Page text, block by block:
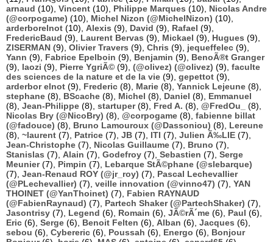
arnaud (10), Vincent (10), Philippe Marques (10), Nicolas Andre
(@corpogame) (10), Michel Nizon (@MichelNizon) (10),
arderborelnot (10), Alexis (9), David (9), Rafael (9),
FredericBaud (9), Laurent Bervas (9), Mickael (9), Hugues (9),
ZISERMAN (9), Olivier Travers (9), Chris (9), jequeffelec (9),
Yann (9), Fabrice Epelboin (9), Benjamin (9), BenoÃ®t Granger
(9), laozi (9), Pierre YgriÃ© (9), (@olivez) (@olivez) (9), faculte
des sciences de la nature et de la vie (9), gepettot (9),
arderbor elnot (9), Frederic (8), Marie (8), Yannick Lejeune (8),
stephane (8), BScache (8), Michel (8), Daniel (8), Emmanuel
(8), Jean-Philippe (8), startuper(8), Fred A. (8), @FredOu_
(8),
Nicolas Bry (@NicoBry) (8), @corpogame (8), fabienne billat
(@fadouce) (8), Bruno Lamouroux (@Dassoniou) (8), Lereune
(8), ~laurent (7), Patrice (7), JB (7), ITI (7), Julien Ã‰LIE (7),
Jean-Christophe (7), Nicolas Guillaume (7), Bruno (7),
Stanislas (7), Alain (7), Godefroy (7), Sebastien (7), Serge
Meunier(7), Pimpin (7), Lebarque StÃ©phane (@slebarque)
(7), Jean-Renaud ROY (@jr_roy) (7), Pascal Lechevallier
(@PLechevallier) (7), veille innovation (@vinno47) (7), YAN
THOINET (@YanThoinet) (7), Fabien RAYNAUD
(@FabienRaynaud) (7), Partech Shaker (@PartechShaker) (7),
Jasontrisy (7), Legend (6), Romain (6), JÃ©rÃ´me (6), Paul (6),
Eric (6), Serge (6), Benoit Felten (6), Alban (6), Jacques (6),
sebou (6), Cybereric (6), Poussah (6), Energo (6), Bonjour